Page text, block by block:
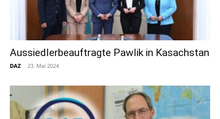
Aussiedlerbeauftragte Pawlik in Kasachstan
DAZ - 23. Mai 2024